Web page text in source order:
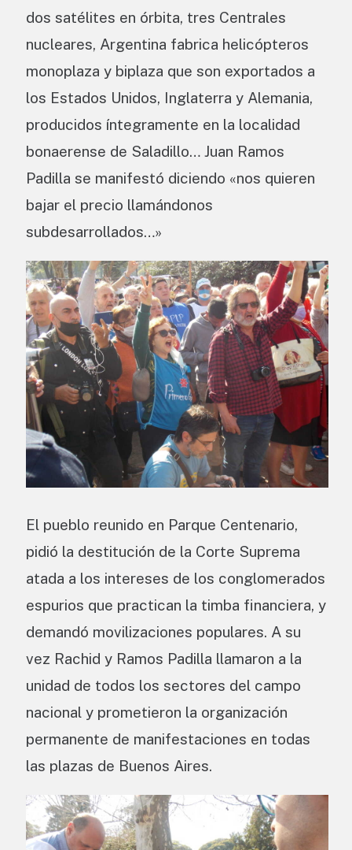
dos satélites en órbita, tres Centrales
nucleares, Argentina fabrica helicópteros
monoplaza y biplaza que son exportados a
los Estados Unidos, Inglaterra y Alemania,
producidos íntegramente en la localidad
bonaerense de Saladillo… Juan Ramos
Padilla se manifestó diciendo «nos quieren
bajar el precio llamándonos
subdesarrollados…»
El pueblo reunido en Parque Centenario,
pidió la destitución de la Corte Suprema
atada a los intereses de los conglomerados
espurios que practican la timba financiera, y
demandó movilizaciones populares. A su
vez Rachid y Ramos Padilla llamaron a la
unidad de todos los sectores del campo
nacional y prometieron la organización
permanente de manifestaciones en todas
las plazas de Buenos Aires.